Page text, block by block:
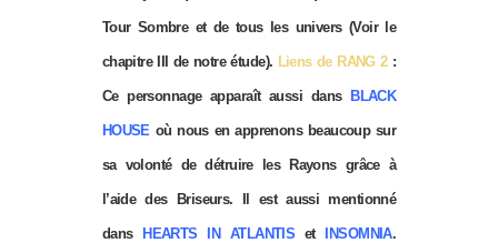
Tour Sombre et de tous les univers (Voir le
chapitre III de notre étude). Liens de RANG 2:
Ce personnage apparaît aussi dans BLACK
HOUSEoù nous en apprenons beaucoup sur
sa volonté de détruire les Rayons grâce à
l’aide des Briseurs. Il est aussi mentionné
dans HEARTS IN ATLANTIS et INSOMNIA.